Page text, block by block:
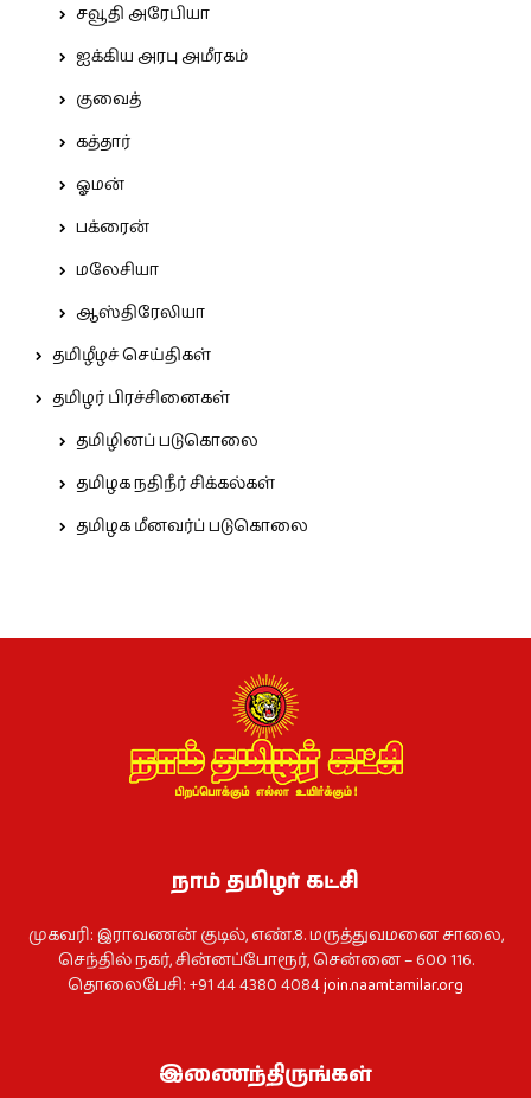
சவூதி அரேபியா
ஐக்கிய அரபு அமீரகம்
குவைத்
கத்தார்
ஓமன்
பக்ரைன்
மலேசியா
ஆஸ்திரேலியா
தமிழீழச் செய்திகள்
தமிழர் பிரச்சினைகள்
தமிழினப் படுகொலை
தமிழக நதிநீர் சிக்கல்கள்
தமிழக மீனவர்ப் படுகொலை
நாம் தமிழர் கட்சி
முகவரி: இராவணன் குடில், எண்.8. மருத்துவமனை சாலை,
செந்தில் நகர், சின்னப்போரூர், சென்னை – 600 116.
தொலைபேசி: +91 44 4380 4084join.naamtamilar.org
இணைந்திருங்கள்